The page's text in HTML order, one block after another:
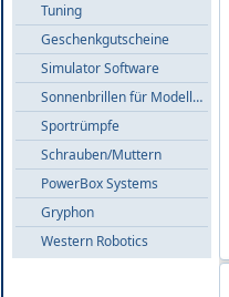
Tuning
Geschenkgutscheine
Simulator Software
Sonnenbrillen für Modellflieger
Sportrümpfe
Schrauben/Muttern
PowerBox Systems
Gryphon
Western Robotics